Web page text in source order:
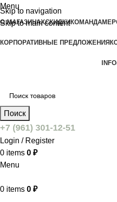
Skip to navigation
Skip to main content
Menu
О МАГАЗИНАХСКИДКИКОМАНДА
КОРПОРАТИВНЫЕ ПРЕДЛОЖЕНИЯ
Поиск
+7 (961) 301-12-51
Login / Register
0 items 0 ₽
Menu
0 items 0 ₽